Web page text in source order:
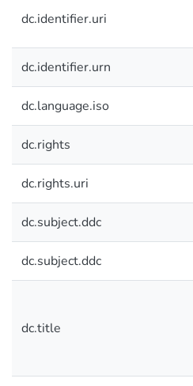
dc.identifier.uri
dc.identifier.urn
dc.language.iso
dc.rights
dc.rights.uri
dc.subject.ddc
dc.subject.ddc
dc.title